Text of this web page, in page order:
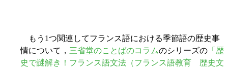
もう1つ関連してフランス語における季節語の歴史事
情について， 三省堂のことばのコラムのシリーズの 「歴
史で謎解き！フランス語文法（フランス語教育 歴史文